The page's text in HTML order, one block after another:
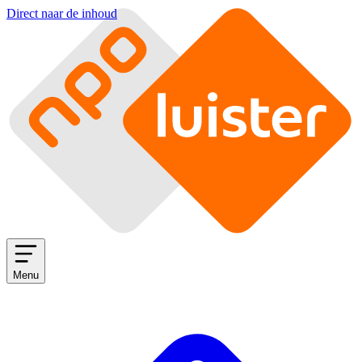
Direct naar de inhoud
Menu